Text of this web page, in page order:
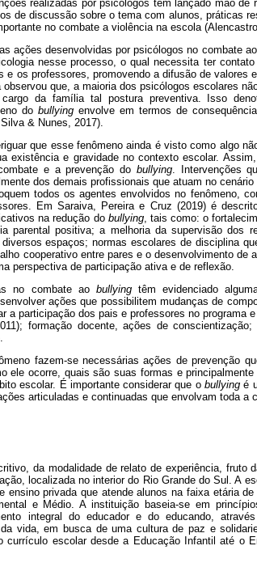
realizadas por psicólogos têm lançado mão
de discussão sobre o tema com alunos, práticas
no combate a violência na escola
ações desenvolvidas por psicólogos no combate ao
nesse processo, o qual necessita ter
e os professores, promovendo a difusão de valores
observou que, a maioria dos psicólogos escolares
da família tal postura preventiva. Isso
do bullying envolve em termos de
& Nunes, 2017).
que esse fenômeno ainda é visto como algo
existência e gravidade no contexto escolar.
e a prevenção do bullying. Intervenções
dos demais profissionais que atuam no
todos os agentes envolvidos no fenômeno,
Em Saraiva, Pereira e Cruz (2019) é
na redução do bullying, tais como: o
parental positiva; a melhoria da supervisão dos
espaços; normas escolares de disciplina
cooperativo entre pares e o desenvolvimento de
perspectiva de participação ativa e de reflexão.
no combate ao bullyingtêm evidenciado
ações que possibilitem mudanças de
a participação dos pais e professores no programa
formação docente, ações de
fazem-se necessárias ações de prevenção
ele ocorre, quais são suas formas e
escolar. É importante considerar que obullying é
articuladas e continuadas que envolvam toda a
da modalidade de relato de experiência, fruto
localizada no interior do Rio Grande do Sul. A
ensino privada que atende alunos na faixa etária
e Médio. A instituição baseia-se em
integral do educador e do educando,
vida, em busca de uma cultura de paz e
currículo escolar desde a Educação Infantil até o